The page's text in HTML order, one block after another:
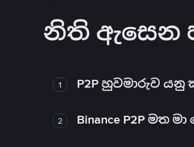
නිති ඇසෙන
1 P2P හුවමාරුව යනු
2 Binance P2P මත